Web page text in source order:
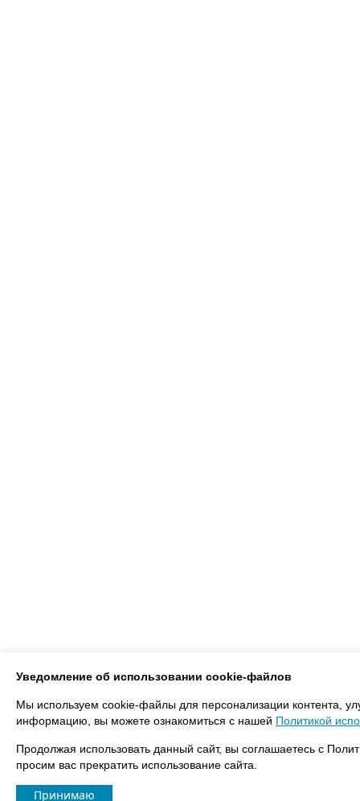
Уведомление об использовании cookie-файлов
Мы используем cookie-файлы для персонализации контента,
информацию, вы можете ознакомиться с нашей Политикой
Продолжая использовать данный сайт, вы соглашаетесь с
просим вас прекратить использование сайта.
Принимаю